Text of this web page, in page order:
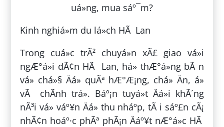
Kinh nghiá»m du lá»ch HÃ Lan
Trong cuá»c trÃ² chuyá»n xÃ£ giao vá»i
ngÆ°á»i dÃ¢n HÃ Lan, há» thÆ°á»ng bÃ n
vá» chá»§ Äá» quÃª hÆ°Æ¡ng, chá» Än, á»
vÃ chÃ­nh trá». Báº¡n tuyá»t Äá»i khÃ´ng
nÃ³i vá» váº¥n Äá» thu nháº­p, tÃ i sáº£n cÃ¡
nhÃ¢n hoáº·c phÃª phÃ¡n Äáº¥t nÆ°á»c HÃ